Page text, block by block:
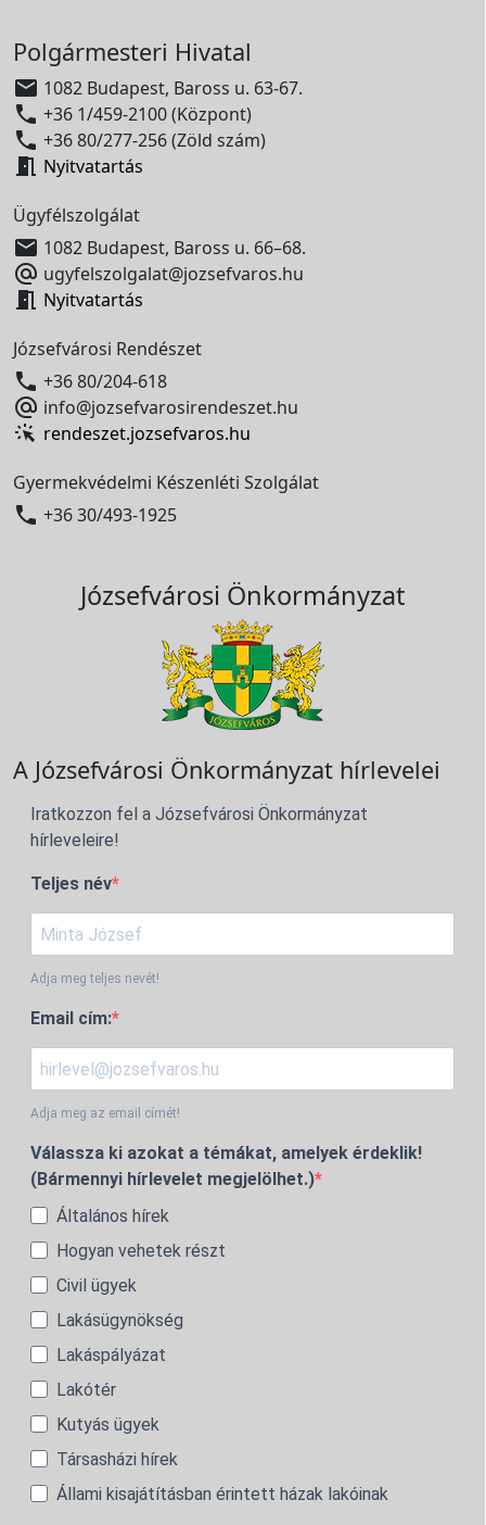
Polgármesteri Hivatal
 1082 Budapest, Baross u. 63-67.
 +36 1/459-2100 (Központ)
 +36 80/277-256 (Zöld szám)
 Nyitvatartás
Ügyfélszolgálat
 1082 Budapest, Baross u. 66–68.
 ugyfelszolgalat@jozsefvaros.hu
 Nyitvatartás
Józsefvárosi Rendészet
 +36 80/204-618
 info@jozsefvarosirendeszet.hu
rendeszet.jozsefvaros.hu
Gyermekvédelmi Készenléti Szolgálat
 +36 30/493-1925
Józsefvárosi Önkormányzat
A Józsefvárosi Önkormányzat hírlevelei
Iratkozzon fel a Józsefvárosi Önkormányzat
hírleveleire!
Teljes név
Adja meg teljes nevét!
Email cím:
Adja meg az email címét!
Válassza ki azokat a témákat, amelyek érdeklik!
(Bármennyi hírlevelet megjelölhet.)
Általános hírek
Hogyan vehetek részt
Civil ügyek
Lakásügynökség
Lakáspályázat
Lakótér
Kutyás ügyek
Társasházi hírek
Állami kisajátításban érintett házak lakóinak